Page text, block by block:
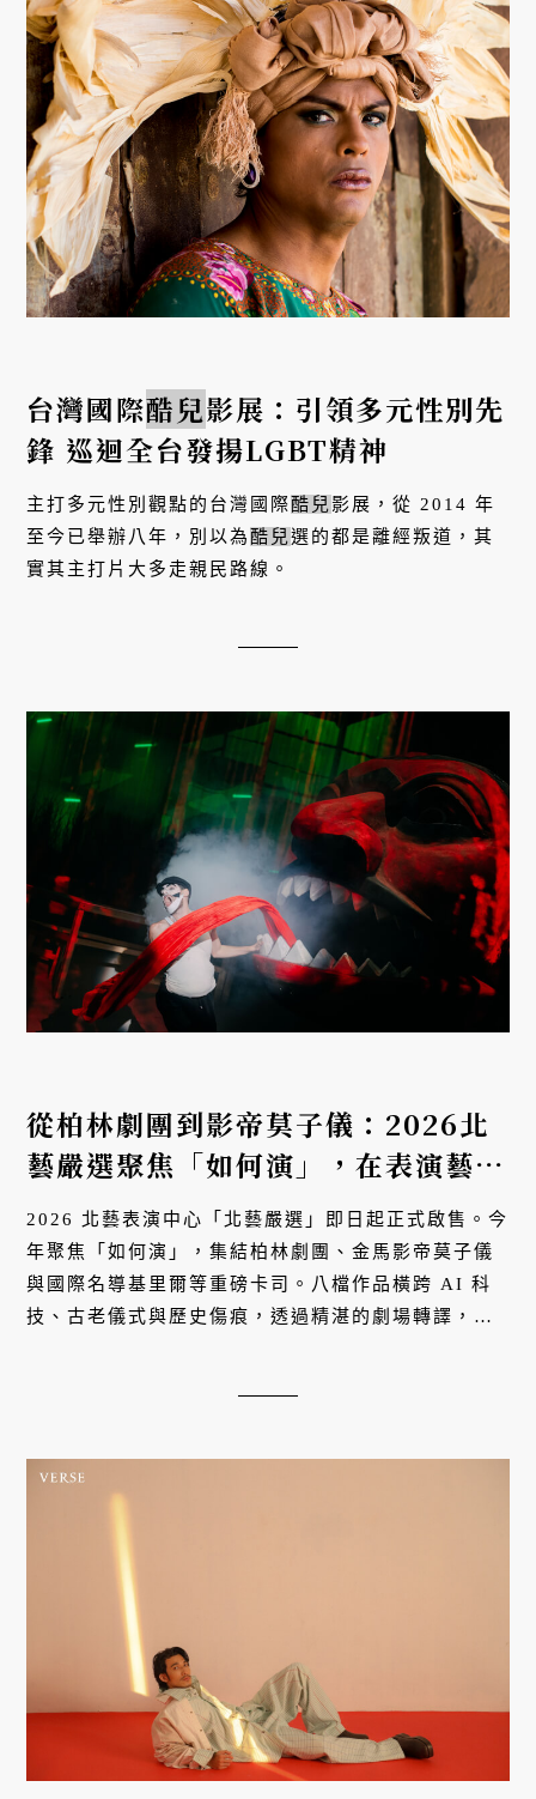
台灣國際酷兒影展：引領多元性別先
鋒 巡迴全台發揚LGBT精神
主打多元性別觀點的台灣國際酷兒影展，從 2014 年
至今已舉辦八年，別以為酷兒選的都是離經叛道，其
實其主打片大多走親民路線。
從柏林劇團到影帝莫子儀：2026北
藝嚴選聚焦「如何演」，在表演藝術
中心見證八場翻轉經典的身體轉譯
2026 北藝表演中心「北藝嚴選」即日起正式啟售。今
年聚焦「如何演」，集結柏林劇團、金馬影帝莫子儀
與國際名導基里爾等重磅卡司。八檔作品橫跨 AI 科
技、古老儀式與歷史傷痕，透過精湛的劇場轉譯，帶